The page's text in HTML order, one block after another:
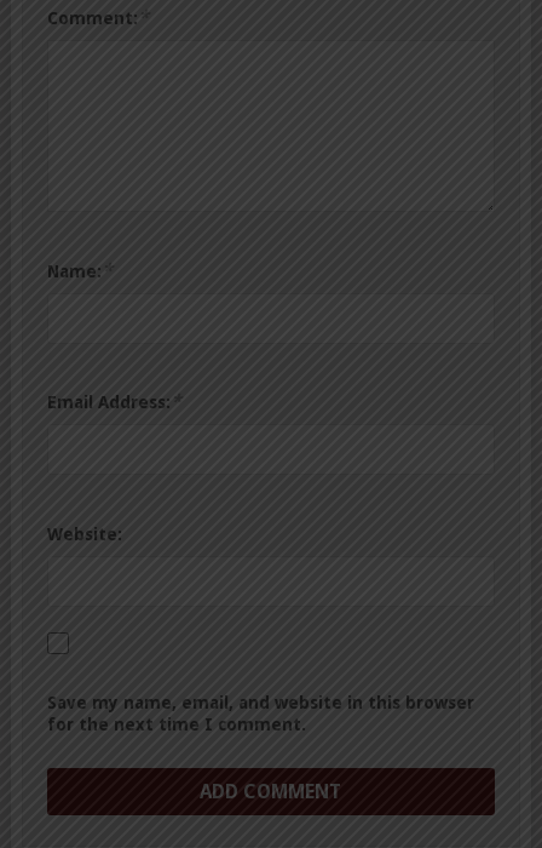
Comment: *
Name: *
Email Address: *
Website:
Save my name, email, and website in this browser
for the next time I comment.